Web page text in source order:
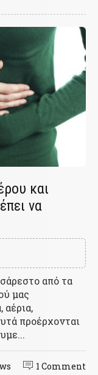
και
να
από τα
μας
προέρχονται
1 Comment